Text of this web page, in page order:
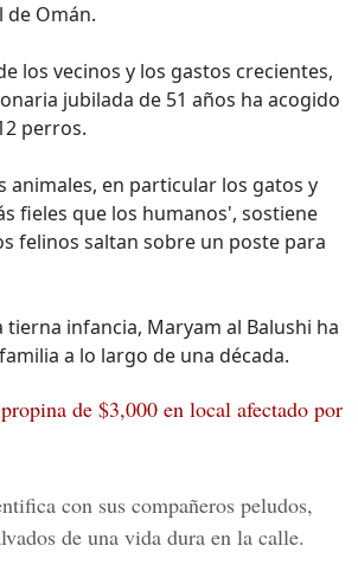
de Omán.
los vecinos y los gastos crecientes,
jubilada de 51 años ha acogido
perros.
animales, en particular los gatos y
fieles que los humanos', sostiene
felinos saltan sobre un poste para
tierna infancia, Maryam al Balushi ha
a lo largo de una década.
de $3,000 en local afectado por
con sus compañeros peludos,
de una vida dura en la calle.